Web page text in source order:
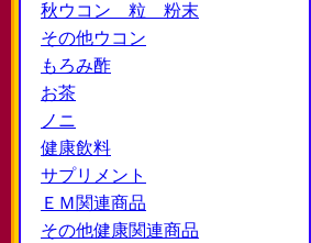
秋ウコン 粒 粉末
その他ウコン
もろみ酢
お茶
ノニ
健康飲料
サプリメント
ＥＭ関連商品
その他健康関連商品